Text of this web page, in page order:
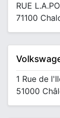
RUE
71100
1 Rue de
51000